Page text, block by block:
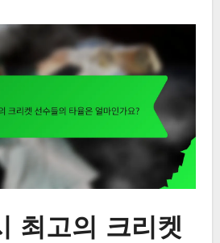
최고의 크리켓